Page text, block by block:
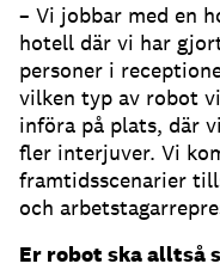
– Vi jobbar med en
hotell där vi har
personer i
vilken typ av robot
införa på plats, där
fler interjuver. Vi
framtidsscenarier
och
Er robot ska alltså